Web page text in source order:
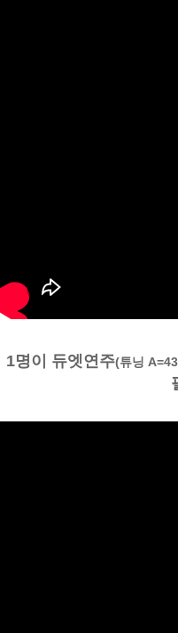
1명이 듀엣연주(튜닝